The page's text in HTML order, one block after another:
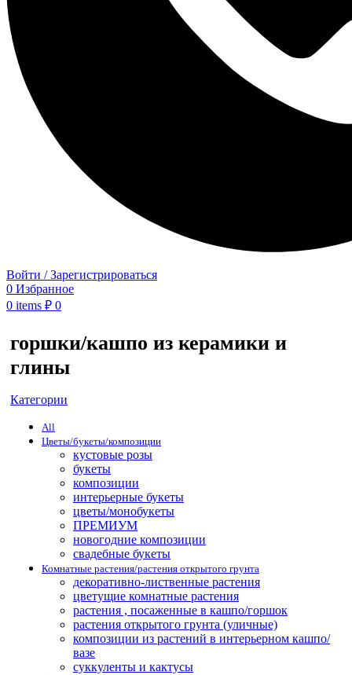
Войти / Зарегистрироваться
0 Избранное
0 items ₽ 0
горшки/кашпо из керамики и
глины
Категории
All
Цветы/букеты/композиции
кустовые розы
букеты
композиции
интерьерные букеты
цветы/монобукеты
ПРЕМИУМ
новогодние композиции
свадебные букеты
Комнатные растения/растения открытого грунта
декоративно-лиственные растения
цветущие комнатные растения
растения , посаженные в кашпо/горшок
растения открытого грунта (уличные)
композиции из растений в интерьерном кашпо/
вазе
суккуленты и кактусы